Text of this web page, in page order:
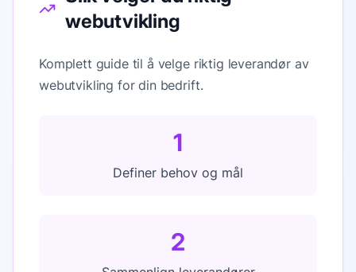
webutvikling
Komplett guide til å velge riktig leverandør av
webutvikling for din bedrift.
1
Definer behov og mål
2